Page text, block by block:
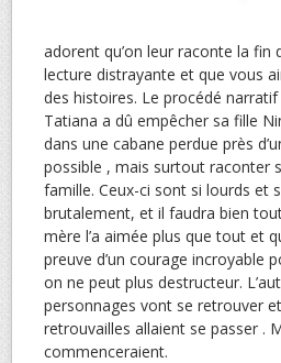
adorent qu’on leur raconte la fin
lecture distrayante et que vous
des histoires. Le procédé
Tatiana a dû empêcher sa fille
dans une cabane perdue près
possible , mais surtout raconter
famille. Ceux-ci sont si lourds et
brutalement, et il faudra bien
mère l’a aimée plus que tout et
preuve d’un courage incroyable
on ne peut plus destructeur.
personnages vont se retrouver
retrouvailles allaient se passer .
commenceraient.